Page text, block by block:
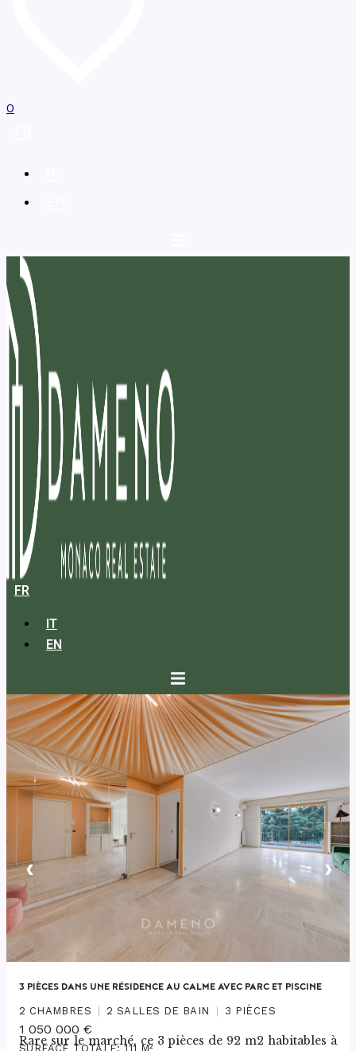
0
FR
IT
EN
‹ ›
3 PIÈCES DANS UNE RÉSIDENCE AU CALME AVEC PARC ET PISCINE
2 CHAMBRES
2 SALLES DE BAIN 3 PIÈCES
1 050 000 €
SURFACE TOTALE: 111 M²
Rare sur le marché, ce 3 pièces de 92 m2 habitables à